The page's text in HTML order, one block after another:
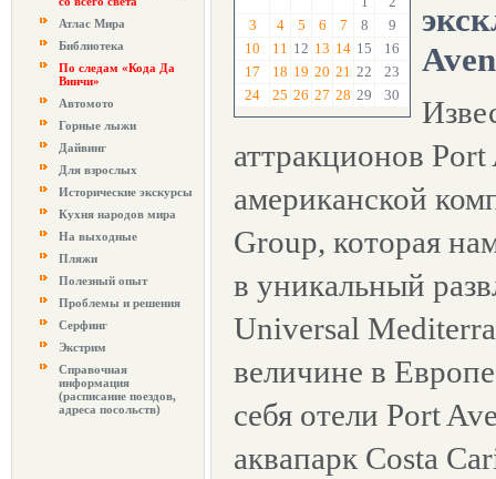
Атлас Мира
Библиотека
По следам «Кода Да
Винчи»
Автомото
Горные лыжи
Дайвинг
Для взрослых
Исторические экскурсы
Кухня народов мира
На выходные
Пляжи
Полезный опыт
Проблемы и решения
Серфинг
Экстрим
Справочная
информация
(расписание поездов,
адреса посольств)
3
4 5 6 7 8
9
10
11 12 13 14 15
16
17
18 19 20 21 22
23
24
25 26 27 28 29 30
аттракционов
американской
Group, которая
в уникальный
Universal
величине в
себя отели Port
аквапарк Costa